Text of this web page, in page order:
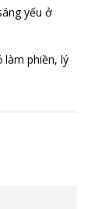
yếu ở
làm phiền, lý